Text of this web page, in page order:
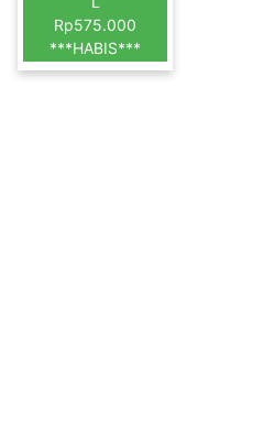
Rp575.000
***HABIS***